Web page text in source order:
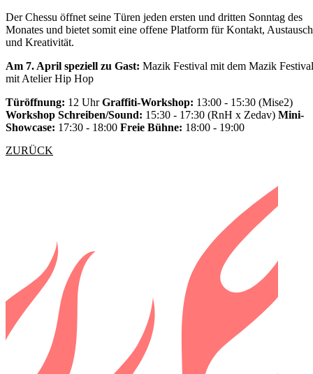
Der Chessu öffnet seine Türen jeden ersten und dritten Sonntag des
Monates und bietet somit eine offene Platform für Kontakt, Austausch
und Kreativität.
Am 7. April speziell zu Gast: Mazik Festival mit dem Mazik Festival
mit Atelier Hip Hop
Türöffnung: 12 UhrGraffiti-Workshop: 13:00 - 15:30 (Mise2)
Workshop Schreiben/Sound: 15:30 - 17:30 (RnH x Zedav) Mini-
Showcase: 17:30 - 18:00 Freie Bühne: 18:00 - 19:00
ZURÜCK